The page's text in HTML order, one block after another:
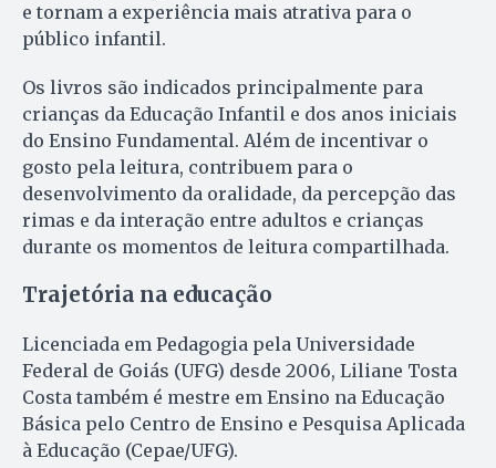
e tornam a experiência mais atrativa para o
público infantil.
Os livros são indicados principalmente para
crianças da Educação Infantil e dos anos iniciais
do Ensino Fundamental. Além de incentivar o
gosto pela leitura, contribuem para o
desenvolvimento da oralidade, da percepção das
rimas e da interação entre adultos e crianças
durante os momentos de leitura compartilhada.
Trajetória na educação
Licenciada em Pedagogia pela Universidade
Federal de Goiás (UFG) desde 2006, Liliane Tosta
Costa também é mestre em Ensino na Educação
Básica pelo Centro de Ensino e Pesquisa Aplicada
à Educação (Cepae/UFG).